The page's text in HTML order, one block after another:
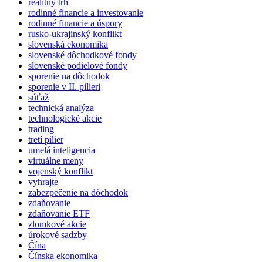
realitný trh
rodinné financie a investovanie
rodinné financie a úspory
rusko-ukrajinský konflikt
slovenská ekonomika
slovenské dôchodkové fondy
slovenské podielové fondy
sporenie na dôchodok
sporenie v II. pilieri
súťaž
technická analýza
technologické akcie
trading
tretí pilier
umelá inteligencia
virtuálne meny
vojenský konflikt
vyhrajte
zabezpečenie na dôchodok
zdaňovanie
zdaňovanie ETF
zlomkové akcie
úrokové sadzby
Čína
Čínska ekonomika